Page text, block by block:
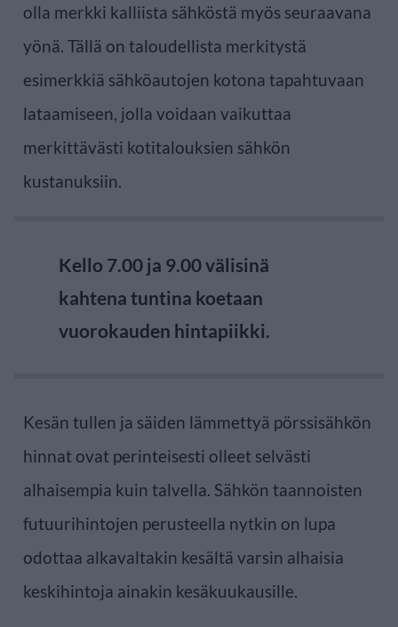
olla merkki kalliista sähköstä myös seuraavana
yönä. Tällä on taloudellista merkitystä
esimerkkiä sähköautojen kotona tapahtuvaan
lataamiseen, jolla voidaan vaikuttaa
merkittävästi kotitalouksien sähkön
kustanuksiin.
Kello 7.00 ja 9.00 välisinä
kahtena tuntina koetaan
vuorokauden hintapiikki.
Kesän tullen ja säiden lämmettyä pörssisähkön
hinnat ovat perinteisesti olleet selvästi
alhaisempia kuin talvella. Sähkön taannoisten
futuurihintojen perusteella nytkin on lupa
odottaa alkavaltakin kesältä varsin alhaisia
keskihintoja ainakin kesäkuukausille.